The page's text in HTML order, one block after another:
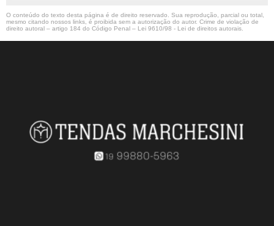
O conteúdo do texto desta página é de direito reservado. Sua reprodução, parcial ou total,
mesmo citando nossos links, é proibida sem a autorização do autor. Crime de violação de
direito autoral – artigo 184 do Código Penal – Lei 9610/98 - Lei de direitos autorais